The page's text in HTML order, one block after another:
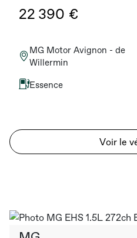
22 390 €
MG Motor Avignon - de
Willermin
Essence
Voir le